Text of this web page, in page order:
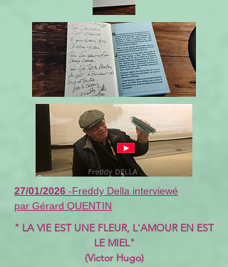
27/01/2026 -Freddy Della interviewé
par Gérard QUENTIN
" LA VIE EST UNE FLEUR, L'AMOUR EN EST
LE MIEL"
(Victor Hugo)